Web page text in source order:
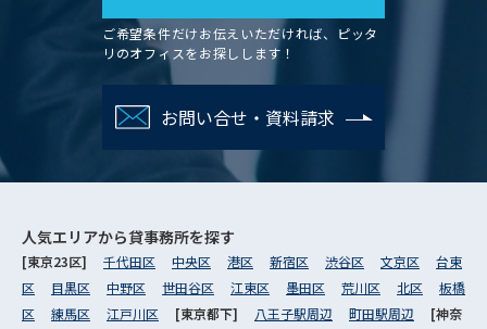
ご希望条件だけお伝えいただければ、ピッタ
リのオフィスをお探しします！
お問い合せ・資料請求
人気エリアから貸事務所を探す
[東京23区] 千代田区 中央区 港区 新宿区 渋谷区 文京区
台東
区
目黒区 中野区 世田谷区 江東区 墨田区 荒川区 北区
板橋
区
練馬区 江戸川区 [東京都下] 八王子駅周辺 町田駅周辺
[神奈